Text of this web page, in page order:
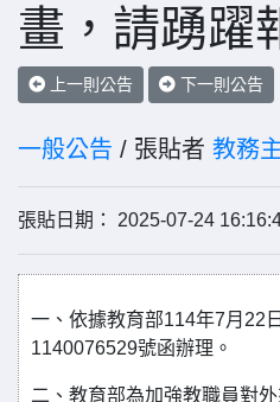
畫，請踴躍
上一則公告 下一則公告
一般公告 / 張貼者 教務
張貼日期： 2025-07-24
一、依據教育部114年7月22
1140076529號函辦理。
二、教育部為加強教職員對